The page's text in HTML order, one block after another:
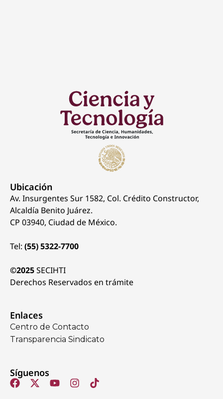
Ubicación
Av. Insurgentes Sur 1582, Col. Crédito Constructor,
Alcaldía Benito Juárez.
CP 03940, Ciudad de México.
Tel: (55) 5322-7700
©2025SECIHTI
Derechos Reservados en trámite
Enlaces
Centro de Contacto
Transparencia Sindicato
Síguenos